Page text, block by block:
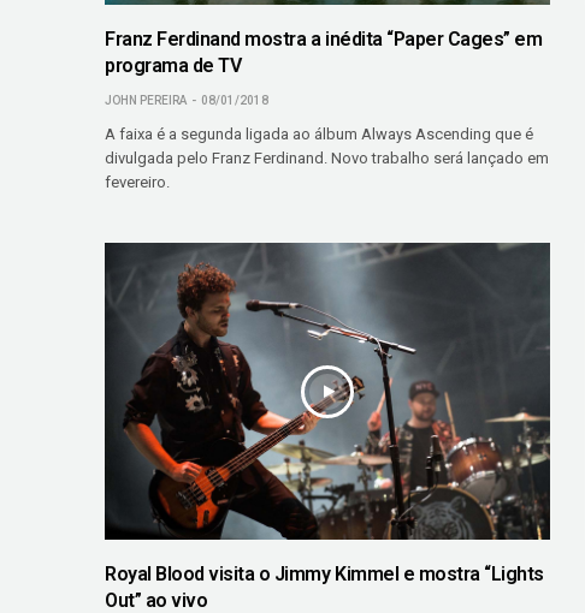
Franz Ferdinand mostra a inédita “Paper Cages” em
programa de TV
JOHN PEREIRA 08/01/2018
A faixa é a segunda ligada ao álbum Always Ascending que é
divulgada pelo Franz Ferdinand. Novo trabalho será lançado em
fevereiro.
Royal Blood visita o Jimmy Kimmel e mostra “Lights
Out” ao vivo